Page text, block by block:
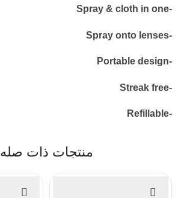
-Spray & cloth in one
-Spray onto lenses
-Portable design
-Streak free
-Refillable
منتجات ذات صله